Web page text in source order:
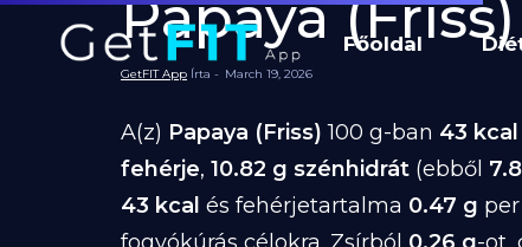
Főoldal
Papaya
GetFIT App Írta - March 19, 2026
A(z) Papaya (Friss) 100 g-ban 43 kcal
fehérje, 10.82 g szénhidrát (ebből
43 kcal és fehérjetartalma 0.47 g